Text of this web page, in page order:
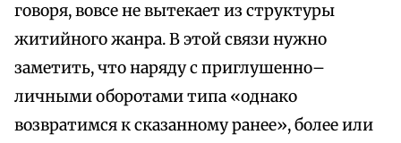
говоря, вовсе не вытекает из структуры
житийного жанра. В этой связи нужно
заметить, что наряду с приглушенно–
личными оборотами типа «однако
возвратимся к сказанному ранее», более или